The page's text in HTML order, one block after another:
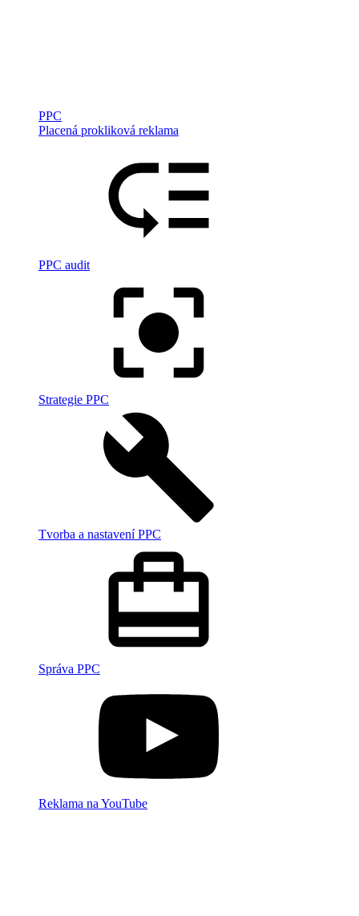
PPC
Placená prokliková reklama
PPC audit
Strategie PPC
Tvorba a nastavení PPC
Správa PPC
Reklama na YouTube